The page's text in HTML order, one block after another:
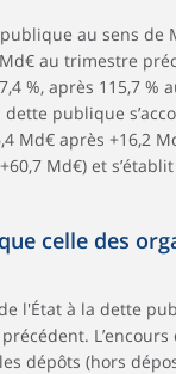
au sens de
au trimestre
%, après 115,7 %
publique
Md€ après +16,2
Md€) et s’établit
celle des
l'État à la dette
dépôts (hors